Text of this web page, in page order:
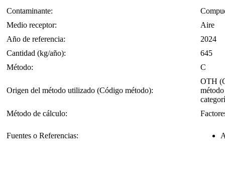
Contaminante:
Medio receptor:
Aire
Año de referencia:
2024
Cantidad (kg/año):
645
Método:
C
Origen del método utilizado (Código método):
OTH
Método de cálculo:
Fuentes o Referencias: